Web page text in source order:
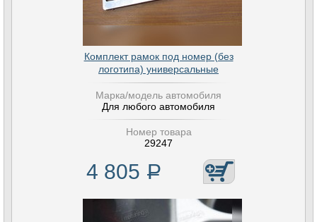
Комплект рамок под номер (без
логотипа) универсальные
Марка/модель автомобиля
Для любого автомобиля
Номер товара
29247
4 805 Р